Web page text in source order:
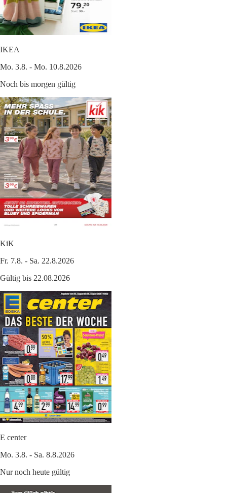
IKEA
Mo. 3.8. - Mo. 10.8.2026
Noch bis morgen gültig
KiK
Fr. 7.8. - Sa. 22.8.2026
Gültig bis 22.08.2026
E center
Mo. 3.8. - Sa. 8.8.2026
Nur noch heute gültig